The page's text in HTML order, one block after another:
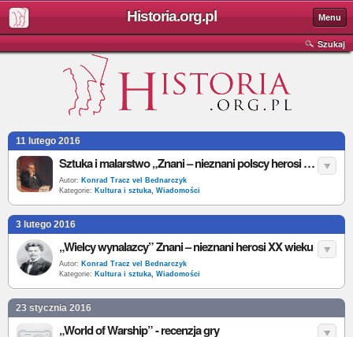
Historia.org.pl Menu
Szukaj
11 lutego 2016
Sztuka i malarstwo „Znani – nieznani polscy herosi XX wieku”
Autor: Konrad Tracz vel Bednarczyk
Kategorie: Kultura i sztuka, Wiadomości
3 lutego 2016
„Wielcy wynalazcy” Znani – nieznani herosi XX wieku
Autor: Konrad Tracz vel Bednarczyk
Kategorie: Kultura i sztuka, Wiadomości
23 stycznia 2016
„World of Warship” - recenzja gry